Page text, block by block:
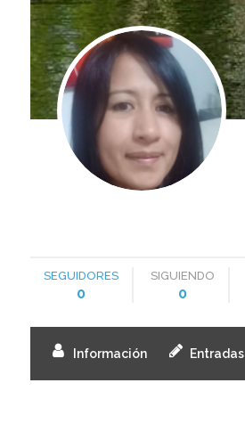
SEGUIDORES
0
SIGUIENDO
0
Información Entradas